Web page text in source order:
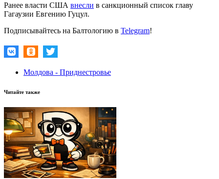
Ранее власти США внесли в санкционный список главу
Гагаузии Евгению Гуцул.
Подписывайтесь на Балтологию в Telegram!
Молдова - Приднестровье
Читайте также